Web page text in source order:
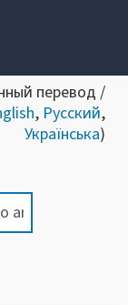
перевод /
, Русский,
Українська)